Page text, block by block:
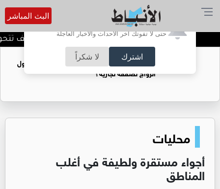
أترغب في تفعيل الإشعارات؟
حتى لا تفوتك آخر الأحداث والأخبار العاجلة
اشترك لا شكراً
البث المباشر
استراتيجيات التدويل،،، كيف
فتيات يستغللنه لتحقيق مكاسب مادية.. هل تحول
الزواج لصفقة تجارية؟
محليات
أجواء مستقرة ولطيفة في أغلب
المناطق